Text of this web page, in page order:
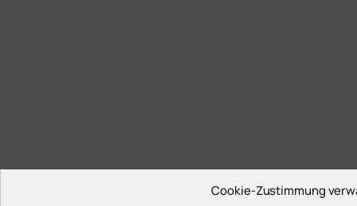
Cookie-Zustimmung